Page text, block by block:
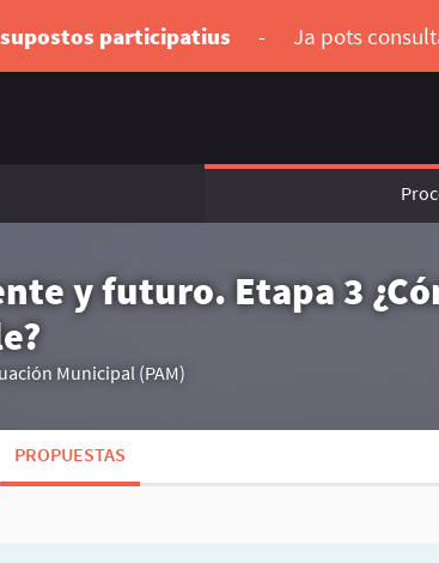
participatius - Ja pots
y futuro. Etapa 3
Municipal (PAM)
PROPUESTAS